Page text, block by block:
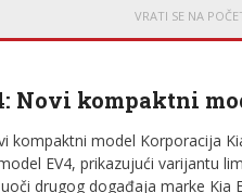
VRATI SE NA
Novi kompaktni
kompaktni model Korporacija
EV4, prikazujući varijantu
drugog događaja marke Kia